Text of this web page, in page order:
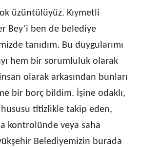
üzüntülüyüz. Kıymetli
Bey’i ben de belediye
tanıdım. Bu duygularımı
hem bir sorumluluk olarak
olarak arkasından bunları
bir borç bildim. İşine odaklı,
hususu titizlikle takip eden,
kontrolünde veya saha
Belediyemizin burada